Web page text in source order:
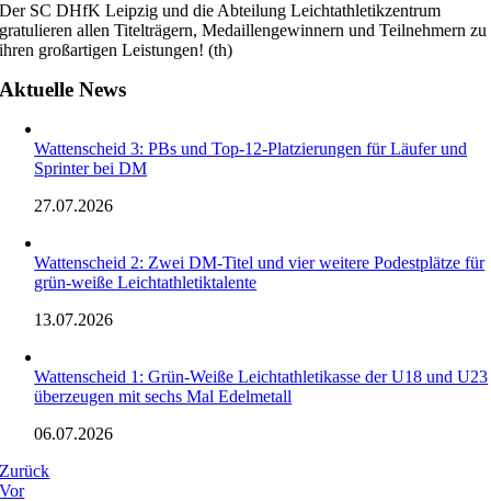
Der SC DHfK Leipzig und die Abteilung Leichtathletikzentrum
gratulieren allen Titelträgern, Medaillengewinnern und Teilnehmern zu
ihren großartigen Leistungen! (th)
Aktuelle News
Wattenscheid 3: PBs und Top-12-Platzierungen für Läufer und
Sprinter bei DM
27.07.2026
Wattenscheid 2: Zwei DM-Titel und vier weitere Podestplätze für
grün-weiße Leichtathletiktalente
13.07.2026
Wattenscheid 1: Grün-Weiße Leichtathletikasse der U18 und U23
überzeugen mit sechs Mal Edelmetall
06.07.2026
Zurück
Vor